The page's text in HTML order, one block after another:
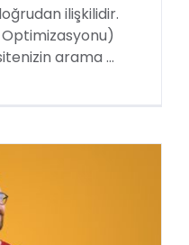
ilişkilidir.
arama ...